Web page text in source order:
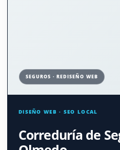
SEGUROS · REDISEÑO WEB
DISEÑO WEB · SEO LOCAL
Correduría de